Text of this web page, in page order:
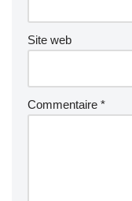
Site web
Commentaire *